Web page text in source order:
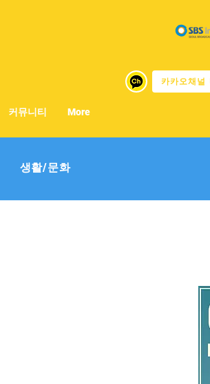
카카오채널
커뮤니티 More
생활/문화